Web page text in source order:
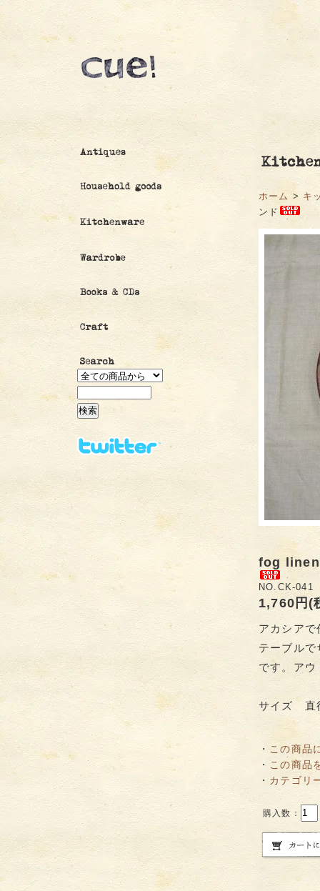
ホーム > キ
ンド
fog linen
NO.CK-041
1,760円(
アカシア
テーブル
です。ア
サイズ 直
・ この商品
・ この商品
・ カテゴリ
購入数：